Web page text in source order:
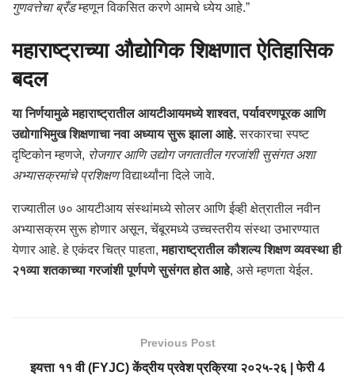
गुणवत्तेचा ब्रँडम्हणून विकसित करणे आमचे ध्येय आहे.”
महाराष्ट्राच्या औद्योगिक शिक्षणात ऐतिहासिक
बदल
या निर्णयामुळे महाराष्ट्रातील आयटीआयमध्ये शाश्वत, पर्यावरणपूरक आणि
उद्योगाभिमुख शिक्षणाचा नवा अध्याय सुरू झाला आहे.सरकारचा स्पष्ट
दृष्टिकोन म्हणजे, रोजगार आणि उद्योग जगतातील गरजांशी सुसंगत अशा
अभ्यासक्रमांचे प्रशिक्षणविद्यार्थ्यांना दिले जावे.
राज्यातील ७० आयटीआय संस्थांमध्ये सोलर आणि ईव्ही क्षेत्रातील नवीन
अभ्यासक्रम सुरू होणार असून, चेंबूरमध्ये उच्चस्तरीय संस्था उभारण्यात
येणार आहे. हे एकंदर चित्र पाहता,महाराष्ट्रातील कौशल्य शिक्षण व्यवस्था ही
२१व्या शतकाच्या गरजांशी पूर्णपणे सुसंगत होत आहे, असे म्हणता येईल.
Previous Post
इयत्ता ११ वी (FYJC) केंद्रीय प्रवेश प्रक्रिया २०२५-२६ | फेरी 4